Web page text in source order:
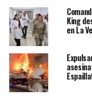
King
en La